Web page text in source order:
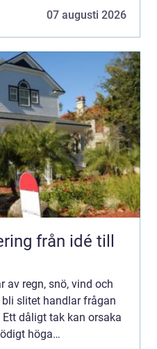
blir valet av
07 augusti 2026
till
av regn, snö, vind och
slitet handlar frågan
dåligt tak kan orsaka
höga